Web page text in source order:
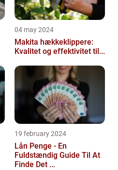
04 may 2024
Makita hækkeklippere:
Kvalitet og effektivitet til...
19 february 2024
Lån Penge - En
Fuldstændig Guide Til At
Finde Det ...